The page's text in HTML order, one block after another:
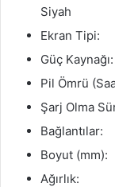
Siyah
Ekran
Güç
Pil Ömrü
Şarj Olma
Boyut